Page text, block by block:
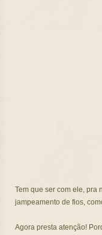
Tem que ser com ele, pra
jampeamento de fios,
Agora presta atenção!